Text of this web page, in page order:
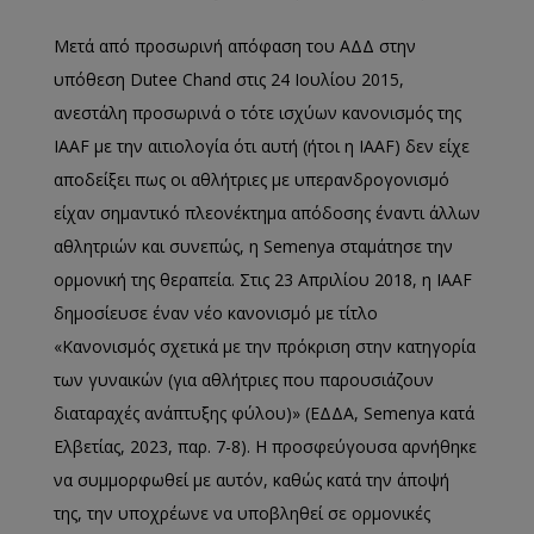
Μετά από προσωρινή απόφαση του ΑΔΔ στην
υπόθεση Dutee Chand στις 24 Ιουλίου 2015,
ανεστάλη προσωρινά ο τότε ισχύων κανονισμός της
IAAF με την αιτιολογία ότι αυτή (ήτοι η IAAF) δεν είχε
αποδείξει πως οι αθλήτριες με υπερανδρογονισμό
είχαν σημαντικό πλεονέκτημα απόδοσης έναντι άλλων
αθλητριών και συνεπώς, η Semenya σταμάτησε την
ορμονική της θεραπεία. Στις 23 Απριλίου 2018, η IAAF
δημοσίευσε έναν νέο κανονισμό με τίτλο
«Κανονισμός σχετικά με την πρόκριση στην κατηγορία
των γυναικών (για αθλήτριες που παρουσιάζουν
διαταραχές ανάπτυξης φύλου)» (ΕΔΔΑ, Semenya κατά
Ελβετίας, 2023, παρ. 7-8). Η προσφεύγουσα αρνήθηκε
να συμμορφωθεί με αυτόν, καθώς κατά την άποψή
της, την υποχρέωνε να υποβληθεί σε ορμονικές